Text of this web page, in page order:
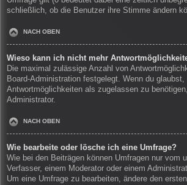
schließlich, ob die Benutzer ihre Stimme ändern
NACH OBEN
Wieso kann ich nicht mehr
Die maximal zulässige Anzahl von
Board-Administration festgelegt. Wenn du glaubst,
Antwortmöglichkeiten als zugelassen zu
Administrator.
NACH OBEN
Wie bearbeite oder lösche ich eine Umfrage?
Wie bei den Beiträgen können Umfragen nur vom
Verfasser, einem Moderator oder einem
Um eine Umfrage zu bearbeiten, ändere den